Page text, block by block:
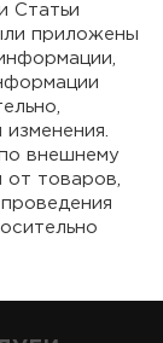
Статьи
приложены
внешнему
от товаров,